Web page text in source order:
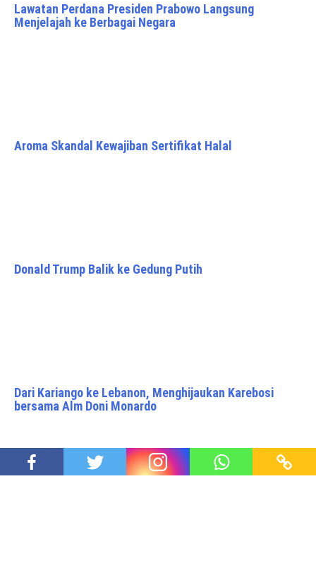
Lawatan Perdana Presiden Prabowo Langsung
Menjelajah ke Berbagai Negara
Aroma Skandal Kewajiban Sertifikat Halal
Donald Trump Balik ke Gedung Putih
Dari Kariango ke Lebanon, Menghijaukan Karebosi
bersama Alm Doni Monardo